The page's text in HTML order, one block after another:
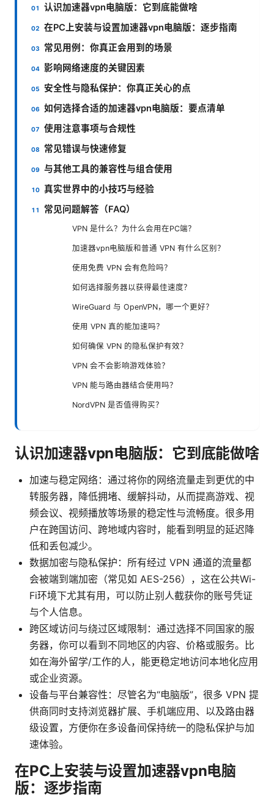
认识加速器vpn电脑版：它到底能做啥
在PC上安装与设置加速器vpn电脑版：逐步指南
常见用例：你真正会用到的场景
影响网络速度的关键因素
安全性与隐私保护：你真正关心的点
如何选择合适的加速器vpn电脑版：要点清单
使用注意事项与合规性
常见错误与快速修复
与其他工具的兼容性与组合使用
真实世界中的小技巧与经验
常见问题解答（FAQ）
VPN 是什么？为什么会用在PC端？
加速器vpn电脑版和普通 VPN 有什么区别？
使用免费 VPN 会有危险吗？
如何选择服务器以获得最佳速度？
WireGuard 与 OpenVPN，哪一个更好？
使用 VPN 真的能加速吗？
如何确保 VPN 的隐私保护有效？
VPN 会不会影响游戏体验？
VPN 能与路由器结合使用吗？
NordVPN 是否值得购买？
认识加速器vpn电脑版：它到底能做啥
加速与稳定网络：通过将你的网络流量走到更优的中
转服务器，降低拥堵、缓解抖动，从而提高游戏、视
频会议、视频播放等场景的稳定性与流畅度。很多用
户在跨国访问、跨地域内容时，能看到明显的延迟降
低和丢包减少。
数据加密与隐私保护：所有经过 VPN 通道的流量都
会被端到端加密（常见如 AES-256），这在公共Wi-
Fi环境下尤其有用，可以防止别人截获你的账号凭证
与个人信息。
跨区域访问与绕过区域限制：通过选择不同国家的服
务器，你可以看到不同地区的内容、价格或服务。比
如在海外留学/工作的人，能更稳定地访问本地化应用
或企业资源。
设备与平台兼容性：尽管名为“电脑版”，很多 VPN 提
供商同时支持浏览器扩展、手机端应用、以及路由器
级设置，方便你在多设备间保持统一的隐私保护与加
速体验。
在PC上安装与设置加速器vpn电脑
版：逐步指南